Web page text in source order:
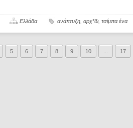
Ελλάδα ανάπτυξη αρχ*δι, τσίμπα ένα
5 6 7 8 9 10 17